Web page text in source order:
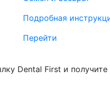
Подробная
Перейти
Dental First и